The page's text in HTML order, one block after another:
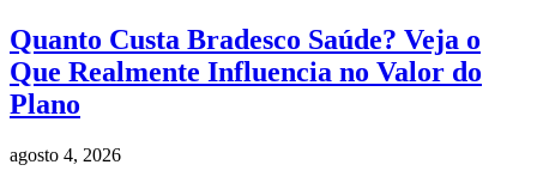
Quanto Custa Bradesco Saúde? Veja o
Que Realmente Influencia no Valor do
Plano
agosto 4, 2026